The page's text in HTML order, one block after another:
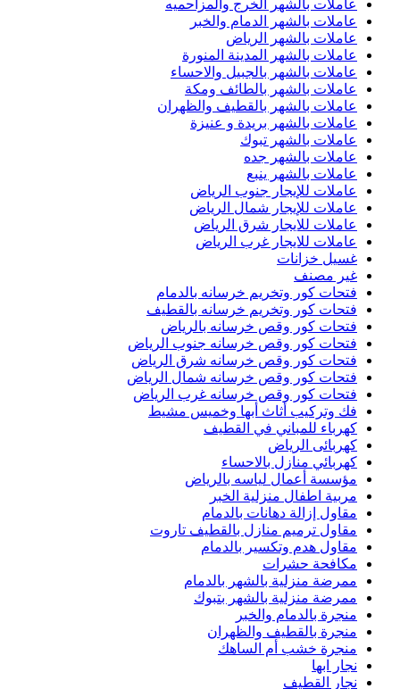
عاملات بالشهر الخرج والمزاحميه
عاملات بالشهر الدمام والخبر
عاملات بالشهر الرياض
عاملات بالشهر المدينة المنورة
عاملات بالشهر بالجبيل والاحساء
عاملات بالشهر بالطائف ومكة
عاملات بالشهر بالقطيف والظهران
عاملات بالشهر بريدة و عنيزة
عاملات بالشهر تبوك
عاملات بالشهر جده
عاملات بالشهر ينبع
عاملات للإيجار جنوب الرياض
عاملات للإيجار شمال الرياض
عاملات للايجار شرق الرياض
عاملات للايجار غرب الرياض
غسيل خزانات
غير مصنف
فتحات كور وتخريم خرسانه بالدمام
فتحات كور وتخريم خرسانه بالقطيف
فتحات كور وقص خرسانه بالرياض
فتحات كور وقص خرسانه جنوب الرياض
فتحات كور وقص خرسانه شرق الرياض
فتحات كور وقص خرسانه شمال الرياض
فتحات كور وقص خرسانه غرب الرياض
فك وتركيب أثاث أبها وخميس مشيط
كهرباء للمباني في القطيف
كهربائى الرياض
كهربائي منازل بالاحساء
مؤسسة أعمال لياسه بالرياض
مربية اطفال منزلية الخبر
مقاول إزالة دهانات بالدمام
مقاول ترميم منازل بالقطيف تاروت
مقاول هدم وتكسير بالدمام
مكافحة حشرات
ممرضة منزلية بالشهر بالدمام
ممرضة منزلية بالشهر بتبوك
منجرة بالدمام والخبر
منجرة بالقطيف والظهران
منجرة خشب أم الساهك
نجار ابها
نجار القطيف